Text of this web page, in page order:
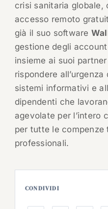
crisi sanitaria globale,
accesso remoto
già il suo software
gestione degli
insieme ai suoi
rispondere
sistemi informativi e
dipendenti che
agevolate per l’intero
per tutte le compenze
professionali.
CONDIVIDI